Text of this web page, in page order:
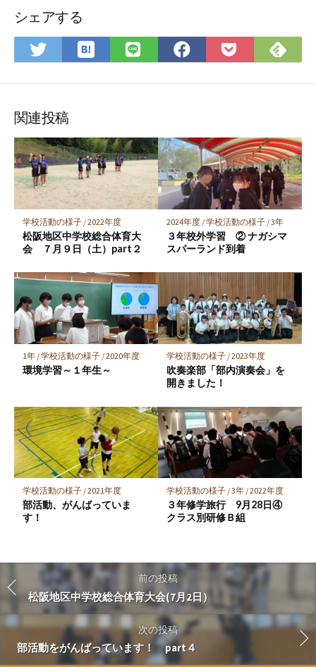
シェアする
Twitter
で
ア
は
て
ク
マ
ー
ク
に
保
存
LINE
で
Facebook
で
Pocket
に
で
関連投稿
学校活動の様子/2022年度
松阪地区中学校総合体育大
会 ７月９日（土）part２
2024年度/学校活動の様子/3年
３年校外学習 ② ナガシマ
スパーランド到着
1年/学校活動の様子/2020年度
環境学習～１年生～
学校活動の様子/2023年度
吹奏楽部「部内演奏会」を
開きました！
学校活動の様子/2021年度
部活動、がんばっていま
す！
学校活動の様子/3年/2022年度
３年修学旅行 9月28日④
クラス別研修Ｂ組
前の投稿
松阪地区中学校総合体育大会(7月2日）
次の投稿
部活動をがんばっています！ part４